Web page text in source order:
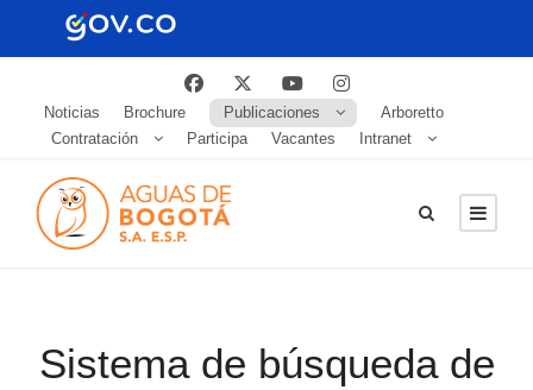
Noticias Brochure Publicaciones
Arboretto
Contratación
Participa Vacantes Intranet
Sistema de búsqueda de